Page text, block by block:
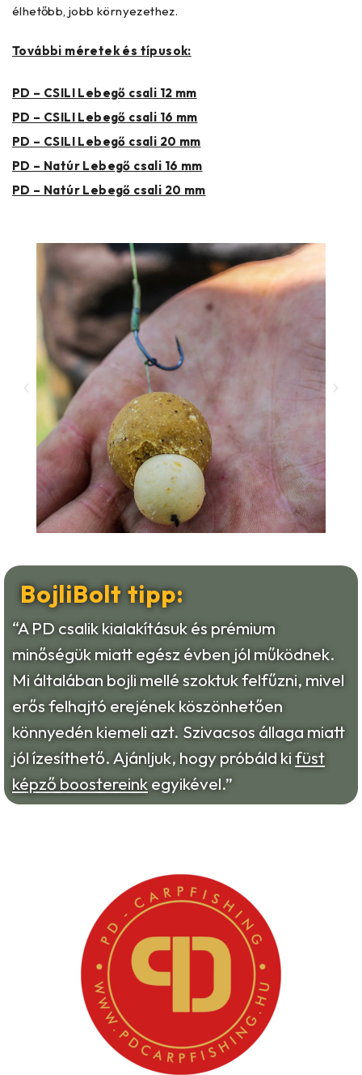
élhetőbb, jobb környezethez.
További méretek és típusok:
PD – CSILI Lebegő csali 12 mm
PD – CSILI Lebegő csali 16 mm
PD – CSILI Lebegő csali 20 mm
PD – Natúr Lebegő csali 16 mm
PD – Natúr Lebegő csali 20 mm
BojliBolt tipp:
“A PD csalik kialakításuk és prémium
minőségük miatt egész évben jól működnek.
Mi általában bojli mellé szoktuk felfűzni, mivel
erős felhajtó erejének köszönhetően
könnyedén kiemeli azt. Szivacsos állaga miatt
jól ízesíthető. Ajánljuk, hogy próbáld kifüst
képző boostereinkegyikével.”